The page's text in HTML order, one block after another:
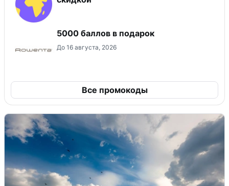
5000 баллов в подарок
До 16 августа, 2026
Все промокоды